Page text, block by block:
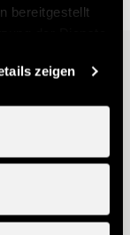
bereitgestellt
zeigen